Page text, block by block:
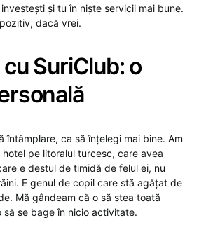
și tu în niște servicii mai bune.
dacă vrei.
SuriClub: o
întâmplare, ca să înțelegi mai bine. Am
pe litoralul turcesc, care avea
e destul de timidă de felul ei, nu
E genul de copil care stă agățat de
Mă gândeam că o să stea toată
se bage în nicio activitate.